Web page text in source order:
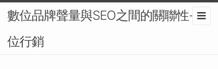
數位品牌聲量與SEO之間的關聯性-數
位行銷